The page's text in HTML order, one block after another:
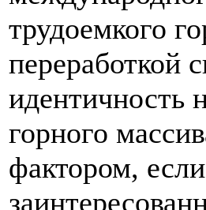
трудоемкого
переработкой
идентичность
горного
фактором,